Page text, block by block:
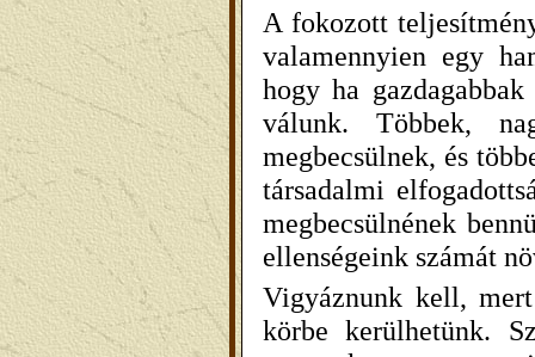
A fokozott
valamennyien egy
hogy ha
válunk. Többek,
megbecsülnek, és
társadalmi
megbecsülnének
ellenségeink számát
Vigyáznunk kell,
körbe kerülhetünk.